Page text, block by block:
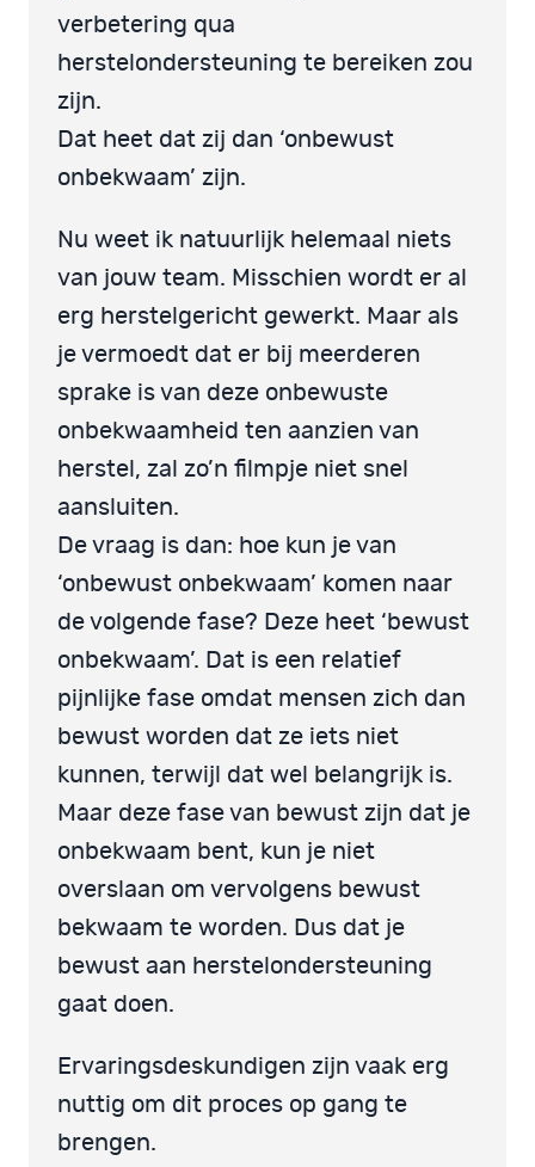
verbetering qua
herstelondersteuning te bereiken zou
zijn.
Dat heet dat zij dan ‘onbewust
onbekwaam’ zijn.
Nu weet ik natuurlijk helemaal niets
van jouw team. Misschien wordt er al
erg herstelgericht gewerkt. Maar als
je vermoedt dat er bij meerderen
sprake is van deze onbewuste
onbekwaamheid ten aanzien van
herstel, zal zo’n filmpje niet snel
aansluiten.
De vraag is dan: hoe kun je van
‘onbewust onbekwaam’ komen naar
de volgende fase? Deze heet ‘bewust
onbekwaam’. Dat is een relatief
pijnlijke fase omdat mensen zich dan
bewust worden dat ze iets niet
kunnen, terwijl dat wel belangrijk is.
Maar deze fase van bewust zijn dat je
onbekwaam bent, kun je niet
overslaan om vervolgens bewust
bekwaam te worden. Dus dat je
bewust aan herstelondersteuning
gaat doen.
Ervaringsdeskundigen zijn vaak erg
nuttig om dit proces op gang te
brengen.